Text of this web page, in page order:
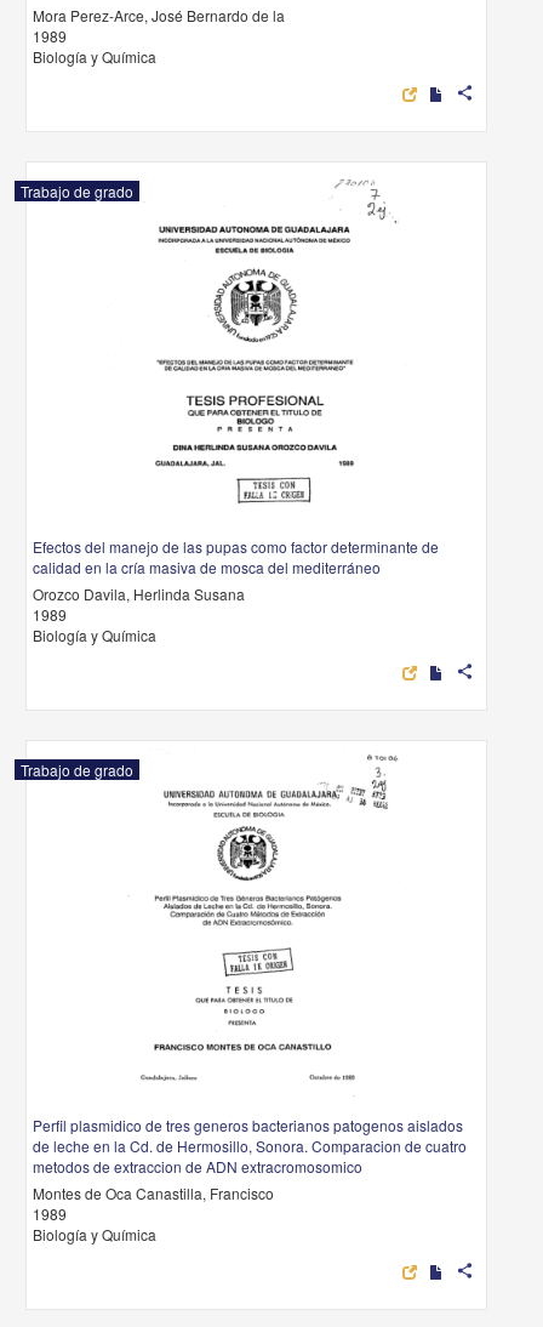
Mora Perez-Arce, José Bernardo de la
1989
Biología y Química
share
Trabajo de grado
Efectos del manejo de las pupas como factor determinante de
calidad en la cría masiva de mosca del mediterráneo
Orozco Davila, Herlinda Susana
1989
Biología y Química
share
Trabajo de grado
Perfil plasmidico de tres generos bacterianos patogenos aislados
de leche en la Cd. de Hermosillo, Sonora. Comparacion de cuatro
metodos de extraccion de ADN extracromosomico
Montes de Oca Canastilla, Francisco
1989
Biología y Química
share